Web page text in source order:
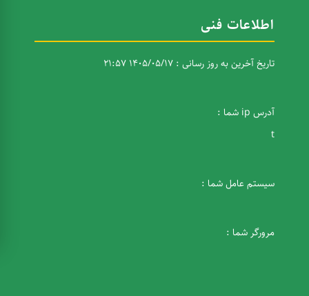
اطلاعات فنی
تاریخ آخرین به روز رسانی : 1405/05/17 21:57
آدرس ip شما :
t
سیستم عامل شما :
مرورگر شما :